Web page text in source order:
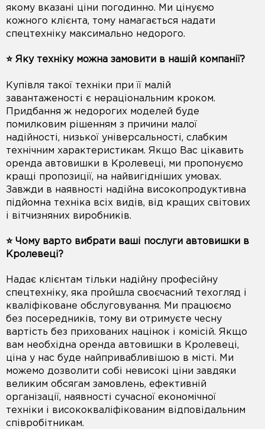
якому вказані ціни погодинно. Ми цінуємо
кожного клієнта, тому намагається надати
спецтехніку максимально недорого.
⭐️ Яку техніку можна замовити в нашій компанії?
Купівля такої техніки при її малій
завантаженості є нераціональним кроком.
Придбання ж недорогих моделей буде
помилковим рішенням з причини малої
надійності, низької універсальності, слабким
технічним характеристикам. Якщо Вас цікавить
оренда автовишки в Кролевеці, ми пропонуємо
кращі пропозиції, на найвигідніших умовах.
Завжди в наявності надійна високопродуктивна
підйомна техніка всіх видів, від кращих світових
і вітчизняних виробників.
⭐️ Чому варто вибрати ваші послуги автовишки в
Кролевеці?
Надає клієнтам тільки надійну професійну
спецтехніку, яка пройшла своєчасний техогляд і
кваліфіковане обслуговування. Ми працюємо
без посередників, тому ви отримуєте чесну
вартість без прихованих націнок і комісій. Якщо
вам необхідна оренда автовишки в Кролевеці,
ціна у нас буде найпривабливішою в місті. Ми
можемо дозволити собі невисокі ціни завдяки
великим обсягам замовлень, ефективній
організації, наявності сучасної економічної
техніки і висококваліфікованим відповідальним
співробітникам.